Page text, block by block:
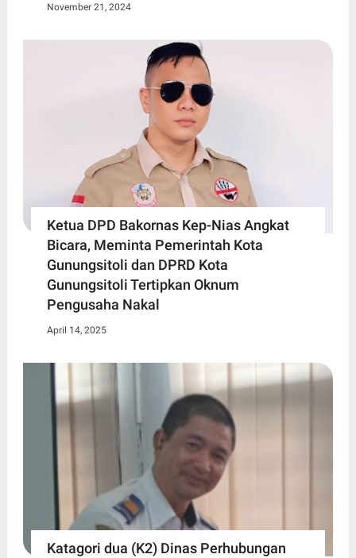
November 21, 2024
Ketua DPD Bakornas Kep-Nias Angkat
Bicara, Meminta Pemerintah Kota
Gunungsitoli dan DPRD Kota
Gunungsitoli Tertipkan Oknum
Pengusaha Nakal
April 14, 2025
Katagori dua (K2) Dinas Perhubungan